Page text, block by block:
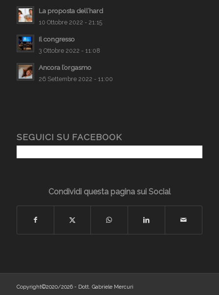
La proposta dell’hard
10 Ottobre 2022 - 21:15
Il congresso
3 Ottobre 2022 - 11:08
Ancora l’orgasmo
26 Settembre 2022 - 11:00
SEGUICI SU FACEBOOK
Condividi questa pagina sui Social
Copyright©2020/2026 - Dott. Gabriele Mercuri